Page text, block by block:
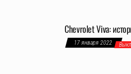
Chevrolet Viva:
17 января 2022 Выкл.